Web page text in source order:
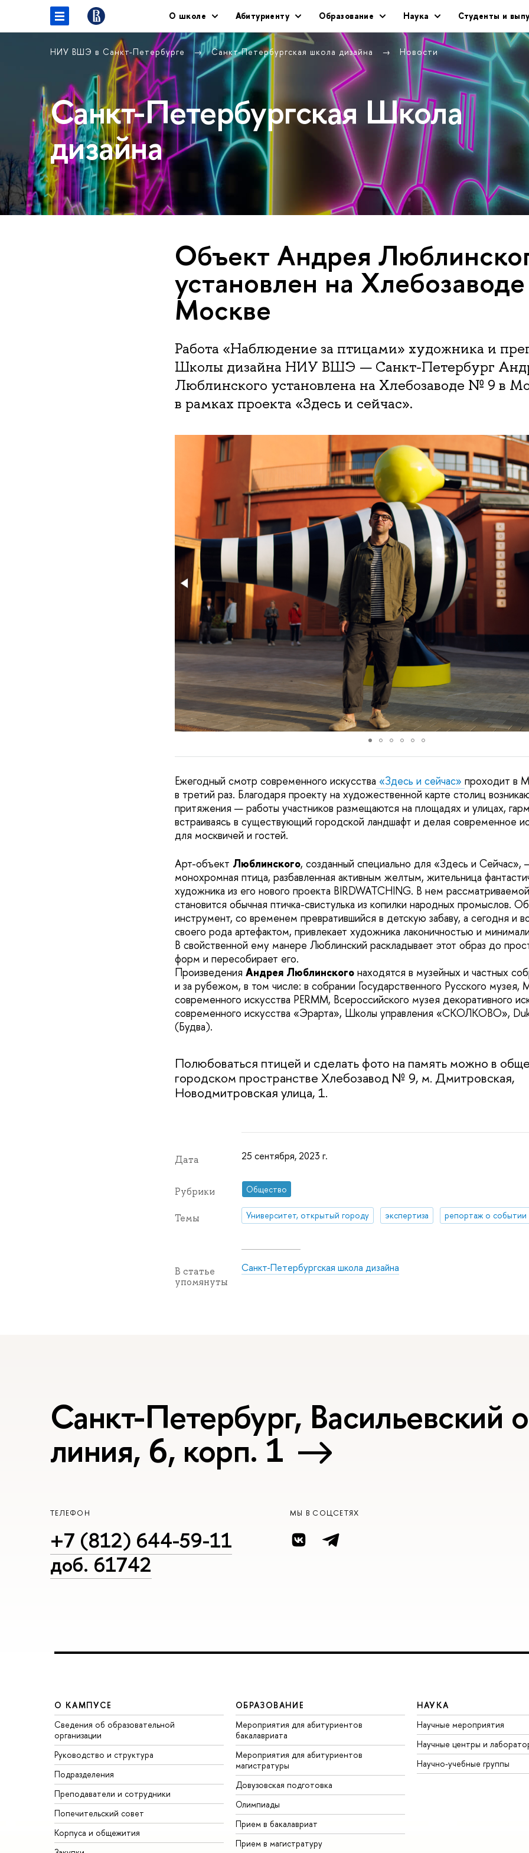
О школе Абитуриенту Образование Наука Студенты и
НИУ ВШЭ в Санкт-Петербурге Санкт-Петербургская школа дизайна Новости
Санкт-Петербургская Школа
дизайна
Объект Андрея
установлен на
Москве
Работа «Наблюдение за птицами» художника и
Школы дизайна НИУ ВШЭ — Санкт-Петербург
Люблинского установлена на Хлебозаводе № 9 в
в рамках проекта «Здесь и сейчас».
Ежегодный смотр современного искусства «Здесь и сейчас» проходит в
в третий раз. Благодаря проекту на художественной карте столиц
притяжения — работы участников размещаются на площадях и улицах,
встраиваясь в существующий городской ландшафт и делая современное
для москвичей и гостей.
Арт-объект Люблинского, созданный специально для «Здесь и Сейчас»,
монохромная птица, разбавленная активным желтым, жительница
художника из его нового проекта BIRDWATCHING. В нем
становится обычная птичка-свистулька из копилки народных промыслов.
инструмент, со временем превратившийся в детскую забаву, а сегодня и
своего рода артефактом, привлекает художника лаконичностью и
В свойственной ему манере Люблинский раскладывает этот образ до
форм и пересобирает его.
Произведения Андрея Люблинскогонаходятся в музейных и частных
и за рубежом, в том числе: в собрании Государственного Русского музея,
современного искусства PERMM, Всероссийского музея декоративного
современного искусства «Эрарта», Школы управления «СКОЛКОВО»,
(Будва).
Полюбоваться птицей и сделать фото на память можно в
городском пространстве Хлебозавод № 9, м. Дмитровская,
Новодмитровская улица, 1.
Дата 25 сентября, 2023 г.
Рубрики Общество
Темы Университет, открытый городу экспертиза репортаж о событии
В статье
упомянуты
Санкт-Петербургская школа дизайна
Санкт-Петербург, Васильевский
линия, 6, корп. 1
ТЕЛЕФОН
+7 (812) 644-59-11
доб. 61742
МЫ В СОЦСЕТЯХ
О КАМПУСЕ
Сведения об образовательной
организации
Руководство и структура
Подразделения
Преподаватели и сотрудники
Попечительский совет
Корпуса и общежития
ОБРАЗОВАНИЕ
Мероприятия для абитуриентов
бакалавриата
Мероприятия для абитуриентов
магистратуры
Довузовская подготовка
Олимпиады
Прием в бакалавриат
Прием в магистратуру
НАУКА
Научные мероприятия
Научные центры и
Научно-учебные группы